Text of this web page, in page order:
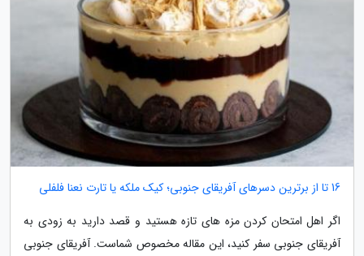
16 تا از برترین دسرهای آفریقای جنوبی؛ کیک ملکه یا تارت نعنا فلفلی
اگر اهل امتحان کردن مزه های تازه هستید و قصد دارید به زودی به
آفریقای جنوبی سفر کنید، این مقاله مخصوص شماست. آفریقای جنوبی